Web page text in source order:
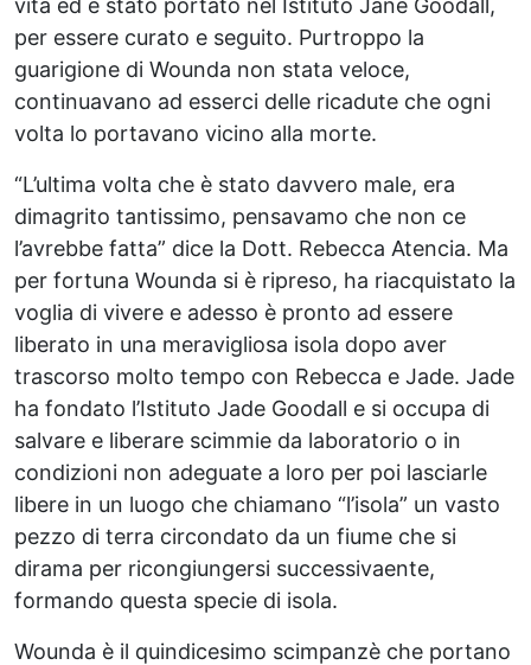
vita ed è stato portato nel Istituto Jane Goodall,
per essere curato e seguito. Purtroppo la
guarigione di Wounda non stata veloce,
continuavano ad esserci delle ricadute che ogni
volta lo portavano vicino alla morte.
“L’ultima volta che è stato davvero male, era
dimagrito tantissimo, pensavamo che non ce
l’avrebbe fatta” dice la Dott. Rebecca Atencia. Ma
per fortuna Wounda si è ripreso, ha riacquistato la
voglia di vivere e adesso è pronto ad essere
liberato in una meravigliosa isola dopo aver
trascorso molto tempo con Rebecca e Jade. Jade
ha fondato l’Istituto Jade Goodall e si occupa di
salvare e liberare scimmie da laboratorio o in
condizioni non adeguate a loro per poi lasciarle
libere in un luogo che chiamano “l’isola” un vasto
pezzo di terra circondato da un fiume che si
dirama per ricongiungersi successivaente,
formando questa specie di isola.
Wounda è il quindicesimo scimpanzè che portano